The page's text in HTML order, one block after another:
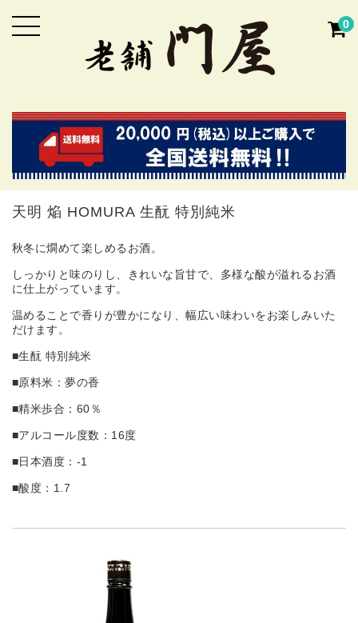
0
天明 焔 HOMURA 生酛 特別純米
秋冬に燗めて楽しめるお酒。
しっかりと味のりし、きれいな旨甘で、多様な酸が溢れるお酒
に仕上がっています。
温めることで香りが豊かになり、幅広い味わいをお楽しみいた
だけます。
■生酛 特別純米
■原料米：夢の香
■精米歩合：60％
■アルコール度数：16度
■日本酒度：-1
■酸度：1.7